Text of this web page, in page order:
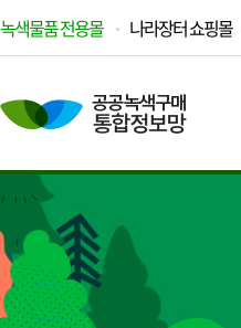
녹색물품 전용몰 나라장터 쇼핑몰